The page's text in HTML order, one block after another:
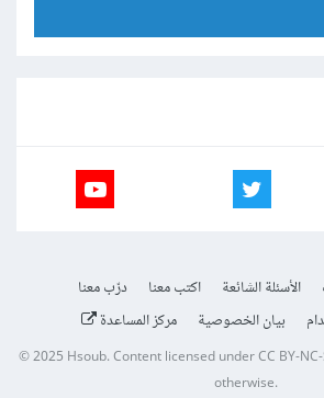
الأسئلة الشائعة اكتب معنا
درّب معنا
بيان الخصوصية مركز المساعدة
© 2025Hsoub.Content licensed underCC BY-
otherwise.